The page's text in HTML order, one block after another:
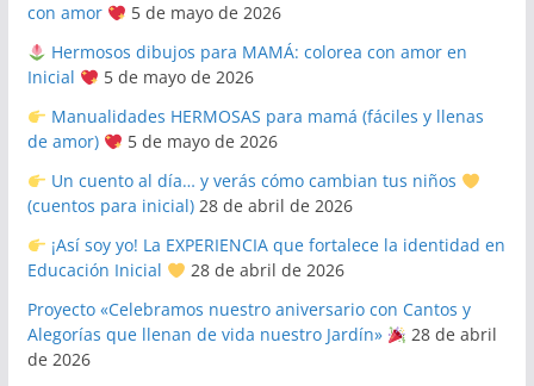
con amor
5 de mayo de 2026
Hermosos dibujos para MAMÁ: colorea con amor en
Inicial
5 de mayo de 2026
Manualidades HERMOSAS para mamá (fáciles y llenas
de amor)
5 de mayo de 2026
Un cuento al día… y verás cómo cambian tus niños
(cuentos para inicial) 28 de abril de 2026
¡Así soy yo! La EXPERIENCIA que fortalece la identidad en
Educación Inicial
28 de abril de 2026
Proyecto «Celebramos nuestro aniversario con Cantos y
Alegorías que llenan de vida nuestro Jardín»
28 de abril
de 2026